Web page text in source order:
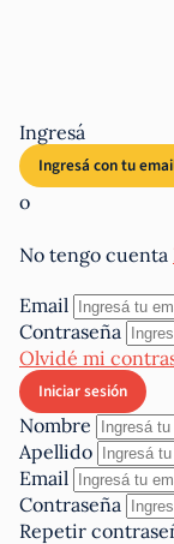
Ingresá
o
No tengo cuenta
Email
Contraseña
Olvidé mi
Nombre
Apellido
Email
Contraseña
Repetir